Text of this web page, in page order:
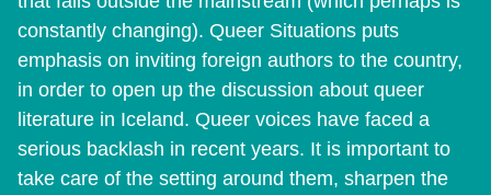
constantly changing). Queer Situations puts
emphasis on inviting foreign authors to the country,
in order to open up the discussion about queer
literature in Iceland. Queer voices have faced a
serious backlash in recent years. It is important to
take care of the setting around them, sharpen the